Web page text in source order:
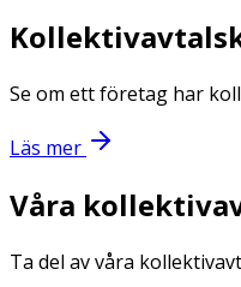
Se om ett företag har
Läs mer
Våra
Ta del av våra